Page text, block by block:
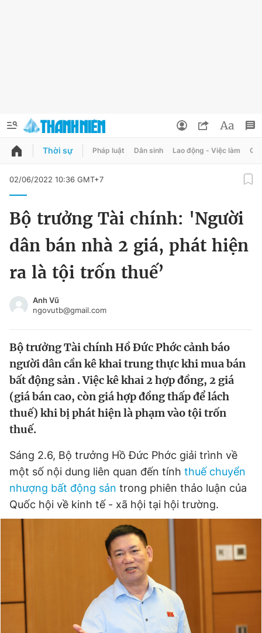
QUẢNG CÁO
Chuyên mục
Chuyên mục khác
Chào ngày mới
Video Magazine
Sản phẩm khác
Tiện ích
Thông tin tòa soạn Liên hệ quảng cáo
Đọc Thanh Niên trên điện thoại
Đổi mật khẩu
Tin đã lưu
Tin đã xem
Đăng xuất
Thời sự Pháp luật Dân sinh Lao động - Việc làm
02/06/2022 10:36 GMT+7
Bộ trưởng Tài chính: 'Người
dân bán nhà 2 giá, phát hiện
ra là tội trốn thuế’
Anh Vũ
ngovutb@gmail.com
Bộ trưởng Tài chính Hồ Đức Phớc cảnh báo
người dân cần kê khai trung thực khi mua bán
bất động sản . Việc kê khai 2 hợp đồng, 2 giá
(giá bán cao, còn giá hợp đồng thấp để lách
thuế) khi bị phát hiện là phạm vào tội trốn
thuế.
Sáng 2.6, Bộ trưởng Hồ Đức Phớc giải trình về
một số nội dung liên quan đến tính thuế chuyển
nhượng bất động sản trong phiên thảo luận của
Quốc hội về kinh tế - xã hội tại hội trường.